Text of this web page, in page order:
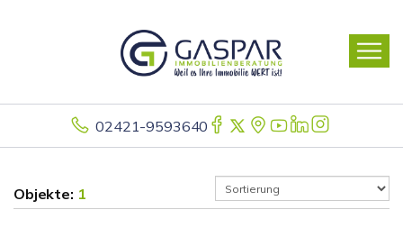
02421-9593640
Objekte: 1